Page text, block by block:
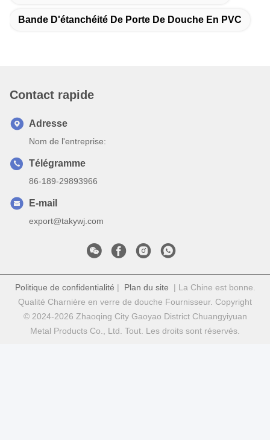
Bande D'étanchéité De Porte De Douche En PVC
Contact rapide
Adresse
Nom de l'entreprise:
Télégramme
86-189-29893966
E-mail
export@takywj.com
Politique de confidentialité | Plan du site | La Chine est bonne.
Qualité Charnière en verre de douche Fournisseur. Copyright
© 2024-2026 Zhaoqing City Gaoyao District Chuangyiyuan
Metal Products Co., Ltd. Tout. Les droits sont réservés.